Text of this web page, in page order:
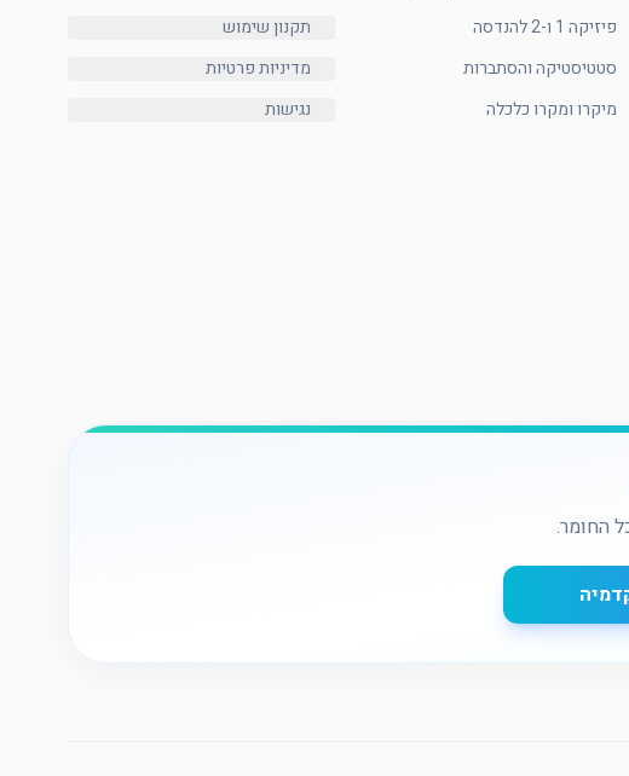
פיזיקה 1 ו-2 להנדסה
סטטיסטיקה והסתברות
מיקרו ומקרו כלכלה
תקנון שימוש
מדיניות פרטיות
נגישות